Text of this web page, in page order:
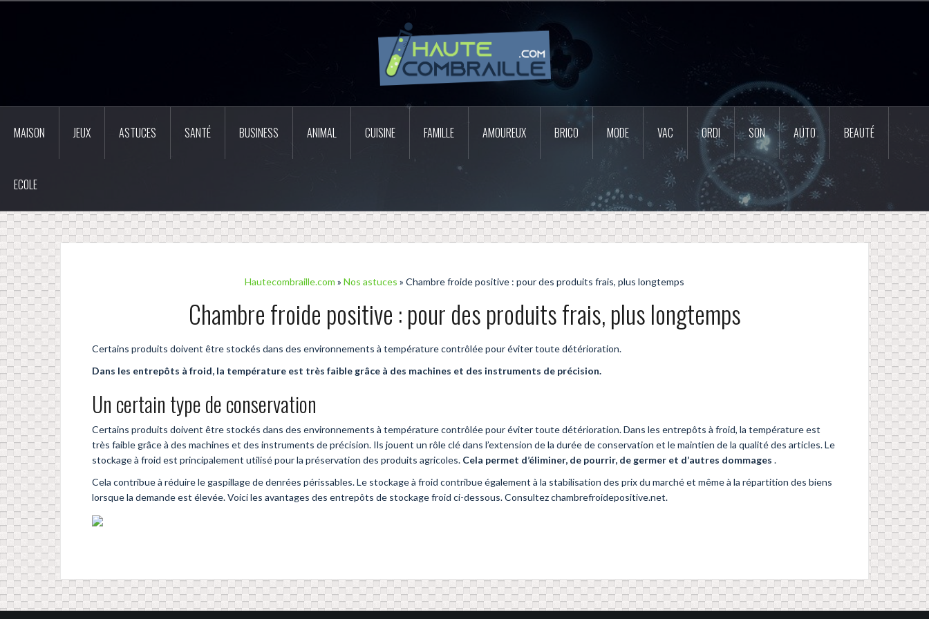
MAISON JEUX ASTUCES SANTÉ BUSINESS ANIMAL CUISINE FAMILLE AMOUREUX BRICO MODE VAC ORDI SON AUTO BEAUTÉ
ECOLE
Hautecombraille.com » Nos astuces » Chambre froide positive : pour des produits frais, plus longtemps
Chambre froide positive : pour des produits frais, plus longtemps
Certains produits doivent être stockés dans des environnements à température contrôlée pour éviter toute détérioration.
Dans les entrepôts à froid, la température est très faible grâce à des machines et des instruments de précision.
Un certain type de conservation
Certains produits doivent être stockés dans des environnements à température contrôlée pour éviter toute détérioration. Dans les entrepôts à froid, la température est
très faible grâce à des machines et des instruments de précision. Ils jouent un rôle clé dans l’extension de la durée de conservation et le maintien de la qualité des articles. Le
stockage à froid est principalement utilisé pour la préservation des produits agricoles. Cela permet d’éliminer, de pourrir, de germer et d’autres dommages .
Cela contribue à réduire le gaspillage de denrées périssables. Le stockage à froid contribue également à la stabilisation des prix du marché et même à la répartition des biens
lorsque la demande est élevée. Voici les avantages des entrepôts de stockage froid ci-dessous. Consultez chambrefroidepositive.net.